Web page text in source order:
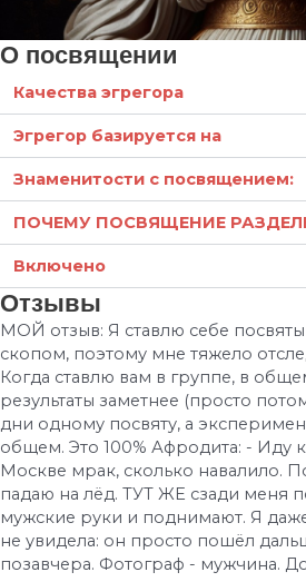
О посвящении
Качества эгрегора
Эгрегор базируется на
Знаменитости с посвящением:
ПОЧЕМУ ПОСВЯЩЕНИЕ
Включено
Отзывы
МОЙ отзыв: Я ставлю себе
скопом, поэтому мне тяжело
Когда ставлю вам в группе, в
результаты заметнее (просто
дни одному посвяту, а
общем. Это 100% Афродита: - Иду
Москве мрак, сколько навалило.
падаю на лёд. ТУТ ЖЕ сзади меня
мужские руки и поднимают. Я
не увидела: он просто пошёл
позавчера. Фотограф - мужчина.